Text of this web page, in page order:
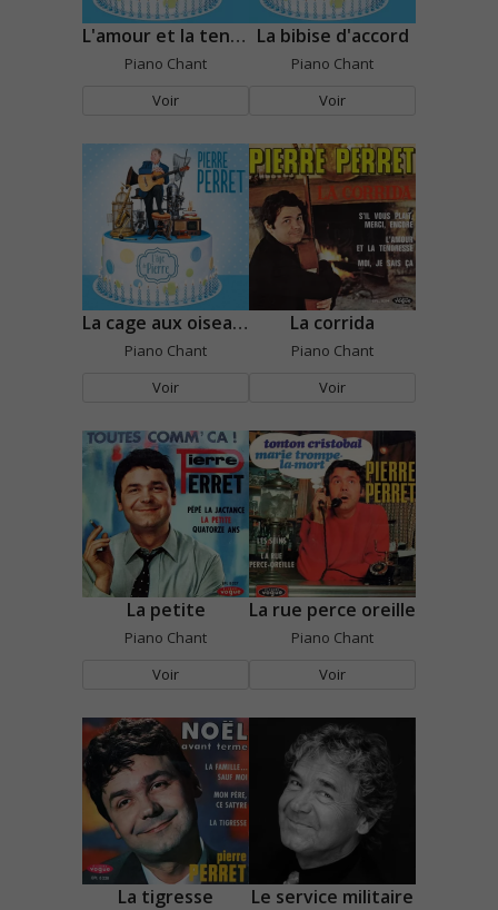
L'amour et la tendresse
Piano Chant
Voir
La bibise d'accord
Piano Chant
Voir
La cage aux oiseaux
Piano Chant
Voir
La corrida
Piano Chant
Voir
La petite
Piano Chant
Voir
La rue perce oreille
Piano Chant
Voir
La tigresse Le service militaire